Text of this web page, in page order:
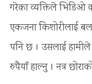
गरेका व्यक्तिले भिडिओ
एकजना किशोरीलाई
पनि छ । उसलाई
रुपैयाँ हाल्नु । नत्र